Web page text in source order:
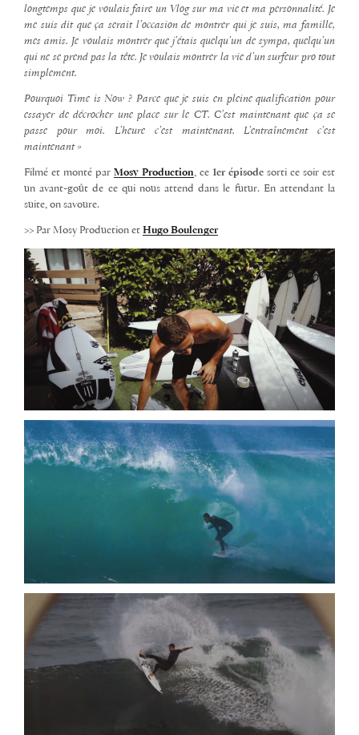
longtemps que je voulais faire un Vlog sur ma vie et ma personnalité. Je
me suis dit que ça serait l’occasion de montrer qui je suis, ma famille,
mes amis. Je voulais montrer que j’étais quelqu’un de sympa, quelqu’un
qui ne se prend pas la tête. Je voulais montrer la vie d’un surfeur pro tout
simplement.
Pourquoi Time is Now ? Parce que je suis en pleine qualification pour
essayer de décrocher une place sur le CT. C’est maintenant que ça se
passe pour moi. L’heure c’est maintenant. L’entraînement c’est
maintenant »
Filmé et monté par Mosy Production, ce 1er épisode sorti ce soir est
un avant-goût de ce qui nous attend dans le futur. En attendant la
suite, on savoure.
>> Par Mosy Production et Hugo Boulenger